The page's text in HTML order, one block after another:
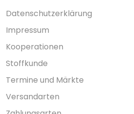
Datenschutzerklärung
Impressum
Kooperationen
Stoffkunde
Termine und Märkte
Versandarten